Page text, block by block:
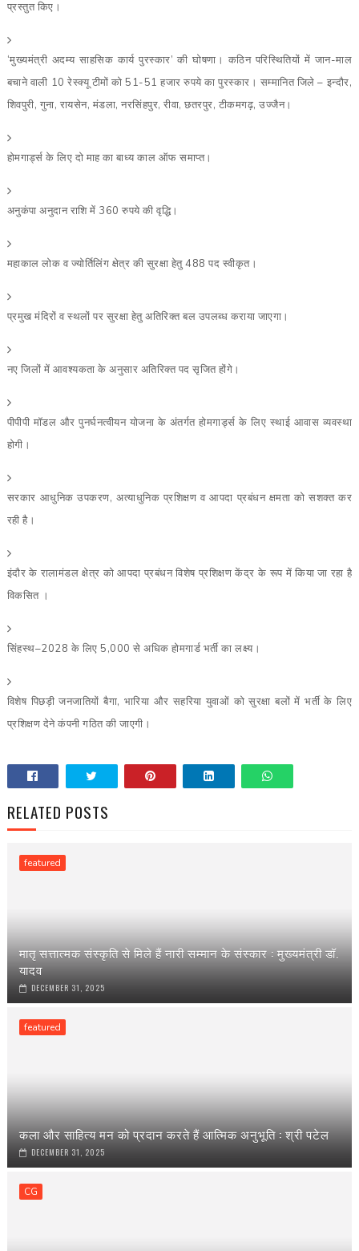
प्रस्तुत किए।
‘मुख्यमंत्री अदम्य साहसिक कार्य पुरस्कार’ की घोषणा। कठिन परिस्थितियों में जान-माल
बचाने वाली 10 रेस्क्यू टीमों को 51-51 हजार रुपये का पुरस्कार। सम्मानित जिले – इन्दौर,
शिवपुरी, गुना, रायसेन, मंडला, नरसिंहपुर, रीवा, छतरपुर, टीकमगढ़, उज्जैन।
होमगार्ड्स के लिए दो माह का बाध्य काल ऑफ समाप्त।
अनुकंपा अनुदान राशि में 360 रुपये की वृद्धि।
महाकाल लोक व ज्योर्तिलिंग क्षेत्र की सुरक्षा हेतु 488 पद स्वीकृत।
प्रमुख मंदिरों व स्थलों पर सुरक्षा हेतु अतिरिक्त बल उपलब्ध कराया जाएगा।
नए जिलों में आवश्यकता के अनुसार अतिरिक्त पद सृजित होंगे।
पीपीपी मॉडल और पुनर्घनत्वीयन योजना के अंतर्गत होमगार्ड्स के लिए स्थाई आवास व्यवस्था
होगी।
सरकार आधुनिक उपकरण, अत्याधुनिक प्रशिक्षण व आपदा प्रबंधन क्षमता को सशक्त कर
रही है।
इंदौर के रालामंडल क्षेत्र को आपदा प्रबंधन विशेष प्रशिक्षण केंद्र के रूप में किया जा रहा है
विकसित ।
सिंहस्थ–2028 के लिए 5,000 से अधिक होमगार्ड भर्ती का लक्ष्य।
विशेष पिछड़ी जनजातियों बैगा, भारिया और सहरिया युवाओं को सुरक्षा बलों में भर्ती के लिए
प्रशिक्षण देने कंपनी गठित की जाएगी।
RELATED POSTS
featured
मातृ सत्तात्मक संस्कृति से मिले हैं नारी सम्मान के संस्कार : मुख्यमंत्री डॉ.
यादव
DECEMBER 31, 2025
featured
कला और साहित्य मन को प्रदान करते हैं आत्मिक अनुभूति : श्री पटेल
DECEMBER 31, 2025
CG